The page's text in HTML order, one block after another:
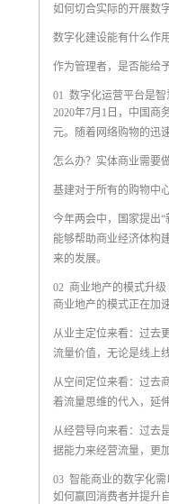
如何切合实际的开展数
数字化建设能有什么作用
作为管理者，是否能给
01 数字化运营平台是
2020年7月1日，中国商
元。随着网络购物的迅
怎么办？实体商业需要
基建对于所有的购物中
今年两会中，国家提出
能够帮助商业经济体构
来的发展。
02 商业地产的模式升
商业地产的模式正在加
从业主定位来看：过去
流量价值，无论是线上
从空间定位来看：过去
着流量思维的代入，延
从经营导向来看：过去
据能力来经营流量，更
03 智能商业的数字化
如何赢回消费者并提升